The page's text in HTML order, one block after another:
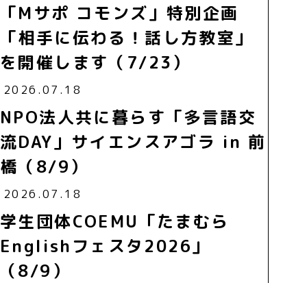
「Mサポ コモンズ」特別企画
「相手に伝わる！話し方教室」
を開催します（7/23）
2026.07.18
NPO法人共に暮らす「多言語交
流DAY」サイエンスアゴラ in 前
橋（8/9）
2026.07.18
学生団体COEMU「たまむら
Englishフェスタ2026」
（8/9）